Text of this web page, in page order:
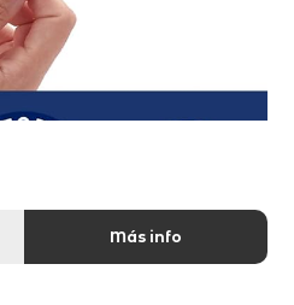
Más info